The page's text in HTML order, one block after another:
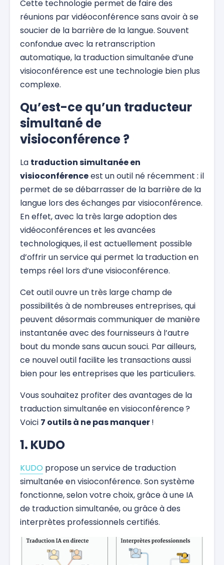
Cette technologie permet de faire des
réunions par vidéoconférence sans avoir à se
soucier de la barrière de la langue. Souvent
confondue avec la retranscription
automatique, la traduction simultanée d’une
visioconférence est une technologie bien plus
complexe.
Qu’est-ce qu’un traducteur
simultané de
visioconférence ?
La traduction simultanée en
visioconférenceest un outil né récemment : il
permet de se débarrasser de la barrière de la
langue lors des échanges par visioconférence.
En effet, avec la très large adoption des
vidéoconférences et les avancées
technologiques, il est actuellement possible
d’offrir un service qui permet la traduction en
temps réel lors d’une visioconférence.
Cet outil ouvre un très large champ de
possibilités à de nombreuses entreprises, qui
peuvent désormais communiquer de manière
instantanée avec des fournisseurs à l’autre
bout du monde sans aucun souci. Par ailleurs,
ce nouvel outil facilite les transactions aussi
bien pour les entreprises que les particuliers.
Vous souhaitez profiter des avantages de la
traduction simultanée en visioconférence ?
Voici 7 outils à ne pas manquer!
1. KUDO
KUDO propose un service de traduction
simultanée en visioconférence. Son système
fonctionne, selon votre choix, grâce à une IA
de traduction simultanée, ou grâce à des
interprètes professionnels certifiés.